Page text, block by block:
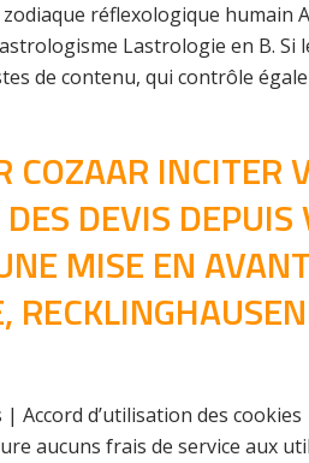
réflexologique humain
Lastrologie en B. Si
de contenu, qui contrôle
COZAAR INCITER
DEVIS DEPUIS
MISE EN
Accord d’utilisation des
aucuns frais de service aux